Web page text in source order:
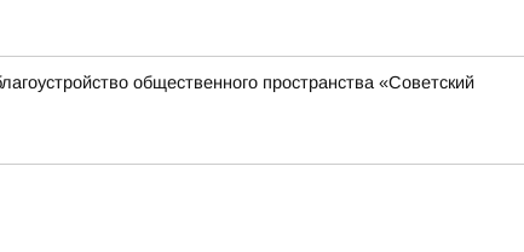
общественного пространства «Советский